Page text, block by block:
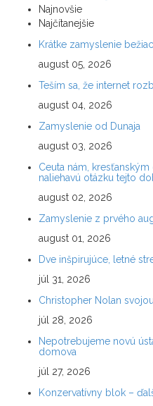
Najnovšie
Najčítanejšie
Krátke zamyslenie
august 05, 2026
Teším sa, že internet
august 04, 2026
Zamyslenie od Dunaja
august 03, 2026
Ceuta nám,
naliehavú otázku tejto
august 02, 2026
Zamyslenie z prvého
august 01, 2026
Dve inšpirujúce, letné
júl 31, 2026
Christopher Nolan
júl 28, 2026
Nepotrebujeme novú
domova
júl 27, 2026
Konzervatívny blok –